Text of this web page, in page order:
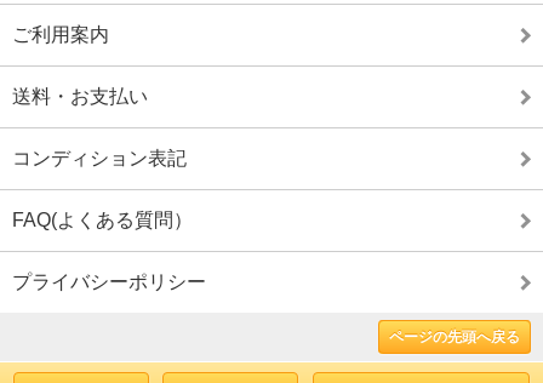
ご利用案内
送料・お支払い
コンディション表記
FAQ(よくある質問）
プライバシーポリシー
ページの先頭へ戻る